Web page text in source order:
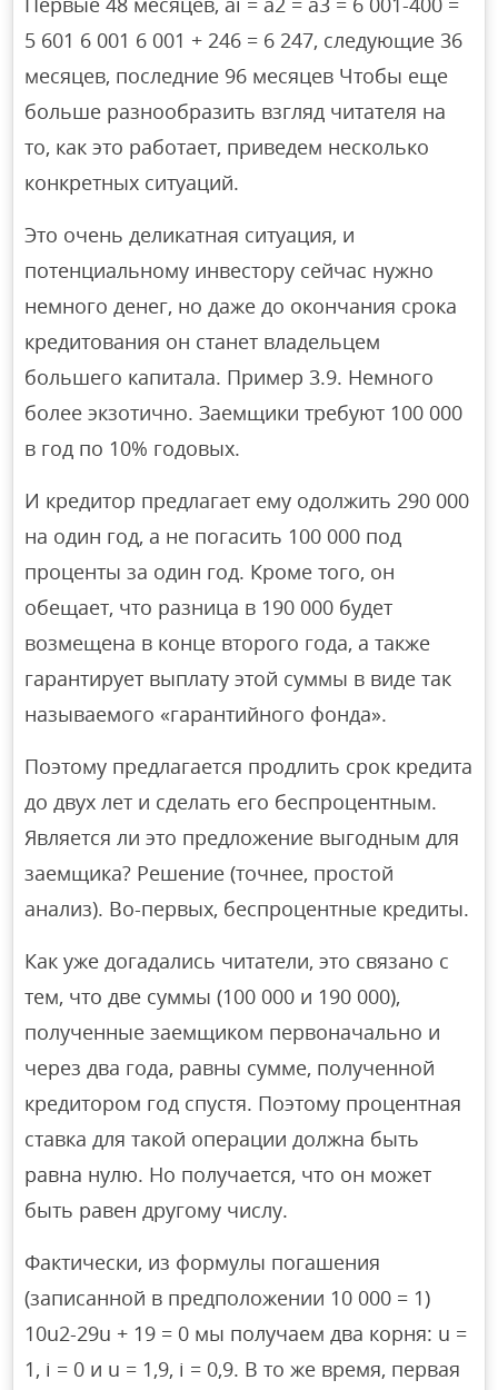
5 601 6 001 6 001 + 246 = 6 247, следующие 36
месяцев, последние 96 месяцев Чтобы еще
больше разнообразить взгляд читателя на
то, как это работает, приведем несколько
конкретных ситуаций.
Это очень деликатная ситуация, и
потенциальному инвестору сейчас нужно
немного денег, но даже до окончания срока
кредитования он станет владельцем
большего капитала. Пример 3.9. Немного
более экзотично. Заемщики требуют 100 000
в год по 10% годовых.
И кредитор предлагает ему одолжить 290 000
на один год, а не погасить 100 000 под
проценты за один год. Кроме того, он
обещает, что разница в 190 000 будет
возмещена в конце второго года, а также
гарантирует выплату этой суммы в виде так
называемого «гарантийного фонда».
Поэтому предлагается продлить срок кредита
до двух лет и сделать его беспроцентным.
Является ли это предложение выгодным для
заемщика? Решение (точнее, простой
анализ). Во-первых, беспроцентные кредиты.
Как уже догадались читатели, это связано с
тем, что две суммы (100 000 и 190 000),
полученные заемщиком первоначально и
через два года, равны сумме, полученной
кредитором год спустя. Поэтому процентная
ставка для такой операции должна быть
равна нулю. Но получается, что он может
быть равен другому числу.
Фактически, из формулы погашения
(записанной в предположении 10 000 = 1)
10u2-29u + 19 = 0 мы получаем два корня: u =
1, i = 0 и u = 1,9, i = 0,9. В то же время, первая